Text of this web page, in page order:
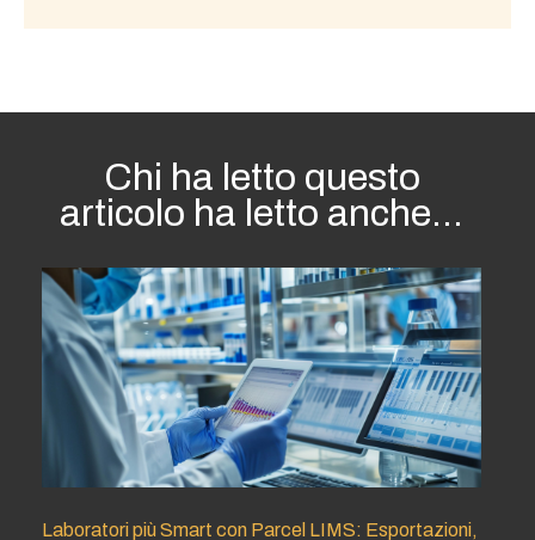
Chi ha letto questo
articolo ha letto anche...
Laboratori più Smart con Parcel LIMS: Esportazioni,